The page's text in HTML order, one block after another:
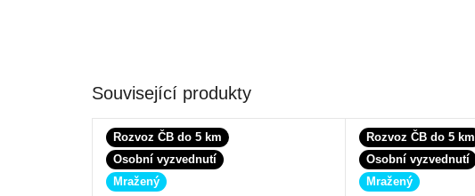
Související produkty
Rozvoz ČB do 5 km
Osobní vyzvednutí
Mražený
Rozvoz ČB do 5 km
Osobní vyzvednutí
Mražený